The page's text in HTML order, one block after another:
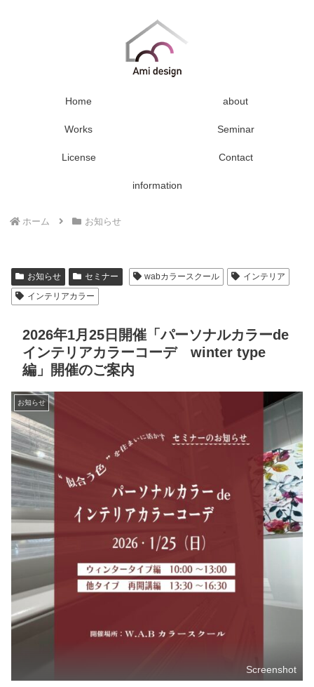
Home about
Works Seminar
License Contact
information
ホーム お知らせ
お知らせ セミナー wabカラースクール
インテリア
インテリアカラー
2026年1月25日開催「パーソナルカラーde
インテリアカラーコーデ winter type
編」開催のご案内
お知らせ
Screenshot